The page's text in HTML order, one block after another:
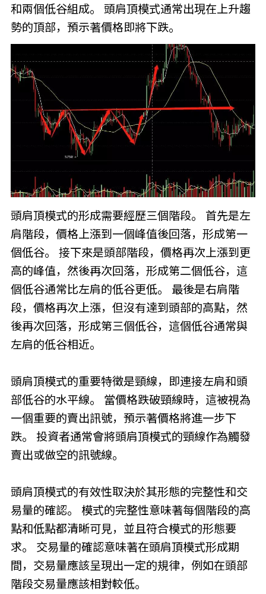
和兩個低谷組成。 頭肩頂模式通常出現在上升趨
勢的頂部，預示著價格即將下跌。
頭肩頂模式的形成需要經歷三個階段。 首先是左
肩階段，價格上漲到一個峰值後回落，形成第一
個低谷。 接下來是頭部階段，價格再次上漲到更
高的峰值，然後再次回落，形成第二個低谷，這
個低谷通常比左肩的低谷更低。 最後是右肩階
段，價格再次上漲，但沒有達到頭部的高點，然
後再次回落，形成第三個低谷，這個低谷通常與
左肩的低谷相近。
頭肩頂模式的重要特徵是頸線，即連接左肩和頭
部低谷的水平線。 當價格跌破頸線時，這被視為
一個重要的賣出訊號，預示著價格將進一步下
跌。 投資者通常會將頭肩頂模式的頸線作為觸發
賣出或做空的訊號線。
頭肩頂模式的有效性取決於其形態的完整性和交
易量的確認。 模式的完整性意味著每個階段的高
點和低點都清晰可見，並且符合模式的形態要
求。 交易量的確認意味著在頭肩頂模式形成期
間，交易量應該呈現出一定的規律，例如在頭部
階段交易量應該相對較低。